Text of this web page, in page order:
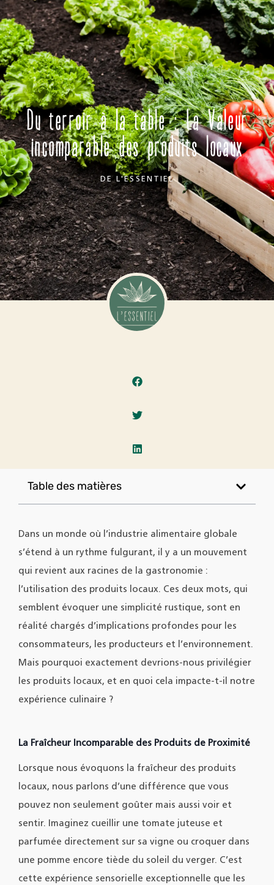
Du terroir à la table : La Valeur
incomparable des produits locaux
DEL'ESSENTIEL
Table des matières
Dans un monde où l’industrie alimentaire globale
s’étend à un rythme fulgurant, il y a un mouvement
qui revient aux racines de la gastronomie :
l’utilisation des produits locaux. Ces deux mots, qui
semblent évoquer une simplicité rustique, sont en
réalité chargés d’implications profondes pour les
consommateurs, les producteurs et l’environnement.
Mais pourquoi exactement devrions-nous privilégier
les produits locaux, et en quoi cela impacte-t-il notre
expérience culinaire ?
La Fraîcheur Incomparable des Produits de Proximité
Lorsque nous évoquons la fraîcheur des produits
locaux, nous parlons d’une différence que vous
pouvez non seulement goûter mais aussi voir et
sentir. Imaginez cueillir une tomate juteuse et
parfumée directement sur sa vigne ou croquer dans
une pomme encore tiède du soleil du verger. C’est
cette expérience sensorielle exceptionnelle que les